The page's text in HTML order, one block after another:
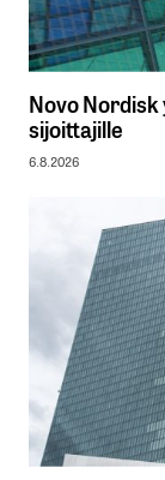
Novo
sijoittajille
6.8.2026